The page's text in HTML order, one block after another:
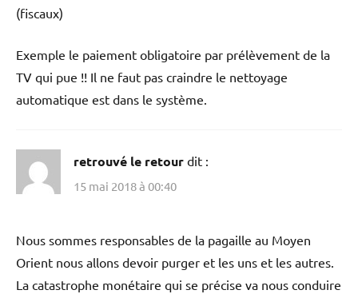
(fiscaux)
Exemple le paiement obligatoire par prélèvement de la
TV qui pue !! Il ne faut pas craindre le nettoyage
automatique est dans le système.
retrouvé le retour dit :
15 mai 2018 à 00:40
Nous sommes responsables de la pagaille au Moyen
Orient nous allons devoir purger et les uns et les autres.
La catastrophe monétaire qui se précise va nous conduire